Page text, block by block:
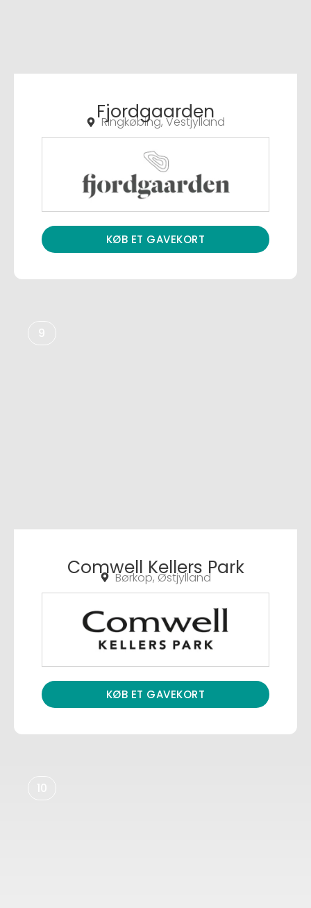
Fjordgaarden
Ringkøbing, Vestjylland
KØB ET GAVEKORT
9
Comwell Kellers Park
Børkop, Østjylland
KØB ET GAVEKORT
10